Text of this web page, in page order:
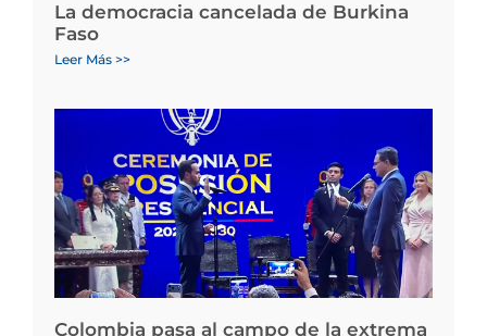
La democracia cancelada de Burkina
Faso
Leer Más >>
Colombia pasa al campo de la extrema